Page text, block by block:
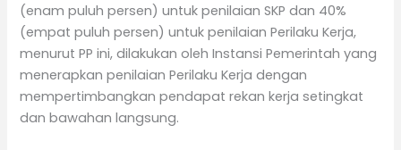
(enam puluh persen) untuk penilaian SKP dan 40%
(empat puluh persen) untuk penilaian Perilaku Kerja,
menurut PP ini, dilakukan oleh Instansi Pemerintah yang
menerapkan penilaian Perilaku Kerja dengan
mempertimbangkan pendapat rekan kerja setingkat
dan bawahan langsung.